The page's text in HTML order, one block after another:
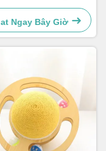
thiết thực
Ngay Bây Giờ